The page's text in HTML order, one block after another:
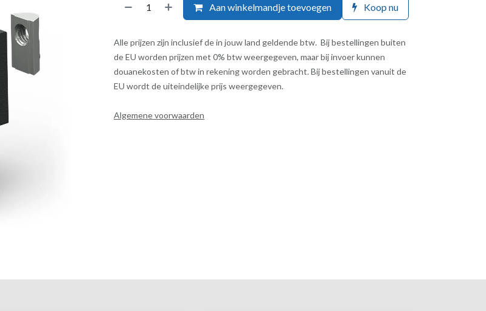
Aan winkelmandje toevoegen Koop nu
Alle prijzen zijn inclusief de in jouw land geldende btw. Bij bestellingen buiten
de EU worden prijzen met 0% btw weergegeven, maar bij invoer kunnen
douanekosten of btw in rekening worden gebracht. Bij bestellingen vanuit de
EU wordt de uiteindelijke prijs weergegeven.
Algemene voorwaarden